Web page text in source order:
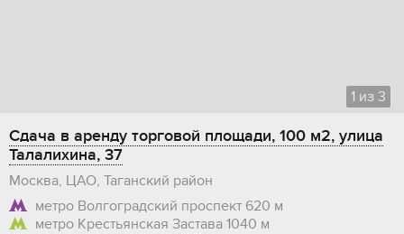
1 из 3
Сдача в аренду торговой площади, 100 м2, улица
Талалихина, 37
Москва, ЦАО, Таганский район
метро Волгоградский проспект 620 м
метро Крестьянская Застава 1040 м